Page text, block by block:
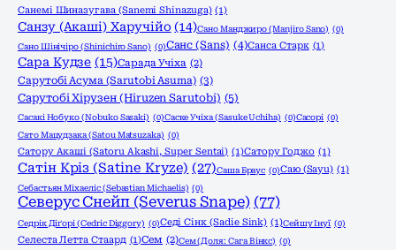
Санемі Шиназугава (Sanemi Shinazuga) (1)
Санзу (Акаші) Харучійо (14)Сано Манджиро (Manjiro Sano) (0)
Сано Шінічіро (Shinichiro Sano) (0)Санс (Sans) (4)Санса Старк (1)
Сара Кудзе (15)Сарада Учіха (2)
Сарутобі Асума (Sarutobi Asuma) (3)
Сарутобі Хірузен (Hiruzen Sarutobi) (5)
Сасакі Нобуко (Nobuko Sasaki) (0)Саске Учіха (Sasuke Uchiha) (0)Сасорі (0)
Сато Мацудзака (Satou Matsuzaka) (0)
Сатору Акаші (Satoru Akashi, Super Sentai) (1)Сатору Годжо (1)
Сатін Кріз (Satine Kryze) (27)Саша Браус (0)Саю (Sayu) (1)
Себастьян Міхаеліс (Sebastian Michaelis) (0)
Северус Снейп (Severus Snape) (77)
Седрік Діґорі (Cedric Diggory) (0)Седі Сінк (Sadie Sink) (1)Сейшу Інуї (0)
Селеста Летта Стаард (1)Сем (2)Сем (Доля: Сага Вінкс) (0)